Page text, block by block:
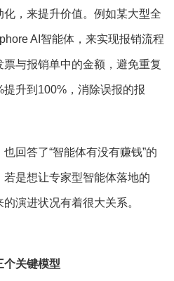
，来提升价值。例如某大型全
AI智能体，来实现报销流程
与报销单中的金额，避免重复
升到100%，消除误报的报
回答了“智能体有没有赚钱”的
是想让专家型智能体落地的
演进状况有着很大关系。
个关键模型